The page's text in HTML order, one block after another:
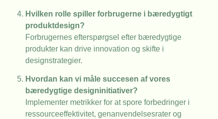
Hvilken rolle spiller forbrugerne i bæredygtigt
produktdesign?
Forbrugernes efterspørgsel efter bæredygtige
produkter kan drive innovation og skifte i
designstrategier.
Hvordan kan vi måle succesen af vores
bæredygtige designinitiativer?
Implementer metrikker for at spore forbedringer i
ressourceeffektivitet, genanvendelsesrater og